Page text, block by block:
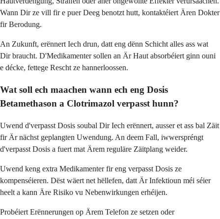
Wann Dir ze vill fir e puer Deeg benotzt hutt, kontaktéiert Ären Dokter
fir Berodung.
An Zukunft, erënnert Iech drun, datt eng dënn Schicht alles ass wat
Dir braucht. D'Medikamenter sollen an Är Haut absorbéiert ginn ouni
e décke, fettege Rescht ze hannerloossen.
Wat soll ech maachen wann ech eng Dosis
Betamethason a Clotrimazol verpasst hunn?
Uwend d'verpasst Dosis soubal Dir Iech erënnert, ausser et ass bal Zäit
fir Är nächst geplangten Uwendung. An deem Fall, iwwerspréngt
d'verpasst Dosis a fuert mat Ärem reguläre Zäitplang weider.
Uwend keng extra Medikamenter fir eng verpasst Dosis ze
kompenséieren. Dëst wäert net hëllefen, datt Är Infektioun méi séier
heelt a kann Äre Risiko vu Nebenwirkungen erhéijen.
Probéiert Erënnerungen op Ärem Telefon ze setzen oder